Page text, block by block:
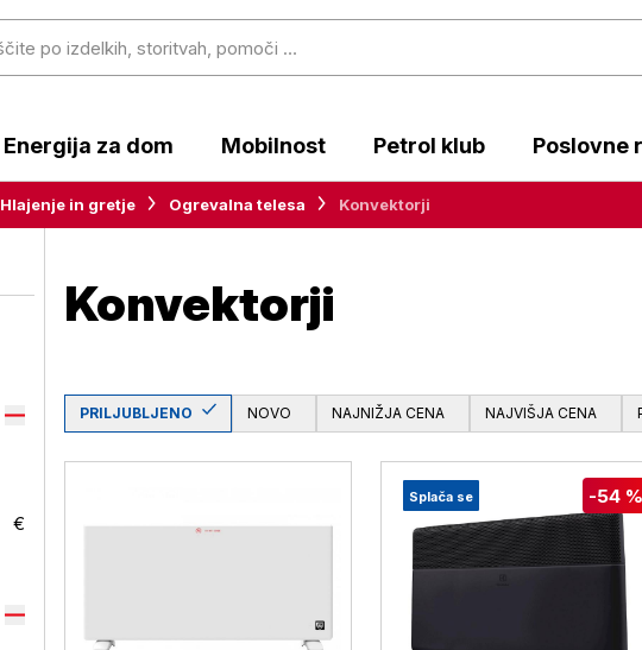
Energija za dom Mobilnost Petrol klub Poslovne
Hlajenje in gretje Ogrevalna telesa Konvektorji
€
Konvektorji
PRILJUBLJENO NOVO NAJNIŽJA CENA NAJVIŠJA CENA
Splača se -54 %